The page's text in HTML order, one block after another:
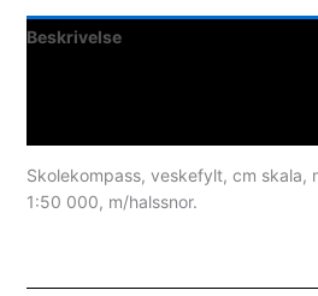
Beskrivelse
Skolekompass, veskefylt, cm skala,
1:50 000, m/halssnor.